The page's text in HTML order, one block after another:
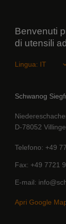
Benvenuti
di utensili
Lingua:
Schwanog
D-78052
Telefono +49
Fax +49 7721
E-mail
Apri Google